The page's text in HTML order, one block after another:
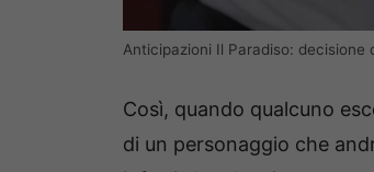
Anticipazioni Il Paradiso:
Così, quando qualcuno
di un personaggio che